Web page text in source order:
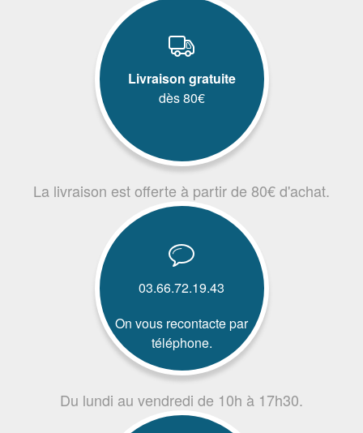
Livraison gratuite
dès 80€
La livraison est offerte à partir de 80€ d'achat.
03.66.72.19.43
On vous recontacte par
téléphone.
Du lundi au vendredi de 10h à 17h30.